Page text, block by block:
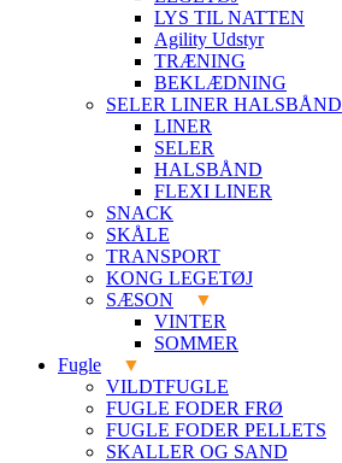
LYS TIL NATTEN
Agility Udstyr
TRÆNING
BEKLÆDNING
SELER LINER HALSBÅND
LINER
SELER
HALSBÅND
FLEXI LINER
SNACK
SKÅLE
TRANSPORT
KONG LEGETØJ
SÆSON
VINTER
SOMMER
Fugle
VILDTFUGLE
FUGLE FODER FRØ
FUGLE FODER PELLETS
SKALLER OG SAND